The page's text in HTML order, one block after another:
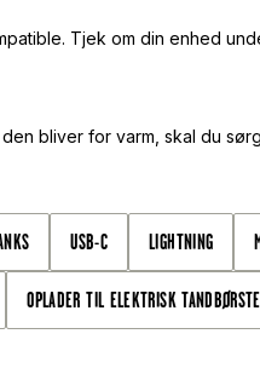
Tjek om din enhed
bliver for varm, skal du
USB-C LIGHTNING
OPLADER TIL ELEKTRISK TANDBØRSTE